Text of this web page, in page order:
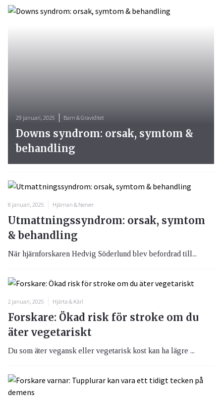
29 januari, 2025 Barn & Graviditet
Downs syndrom: orsak, symtom &
behandling
8 januari, 2025 Hjärnan & Nerver
Utmattningssyndrom: orsak, symtom
& behandling
När hjärnforskaren Hedvig Söderlund blev befordrad till...
2 januari, 2025 Hjärta & Kärl
Forskare: Ökad risk för stroke om du
äter vegetariskt
Du som äter vegansk eller vegetarisk kost kan ha lägre ...